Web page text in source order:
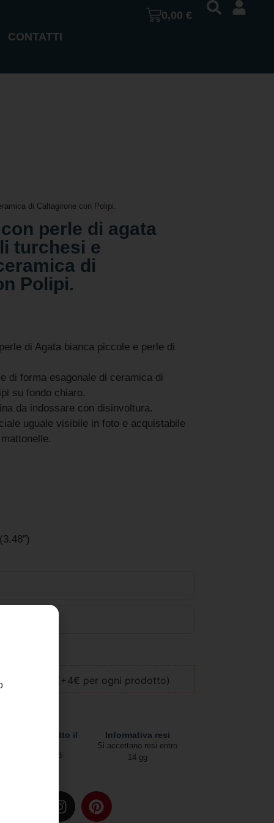
CONTATTI
0,00€
di Caltagirone con Polipi.
perle di agata
turchesi e
di
Polipi.
di Agata bianca piccole e perle di
di forma esagonale di ceramica di
su fondo chiaro.
da indossare con disinvoltura.
uguale visibile in foto e acquistabile
regalo (+4€ per ogni prodotto)
in tutto il
Due modalità di
Informativa resi
Si accettano resi entro
14 gg